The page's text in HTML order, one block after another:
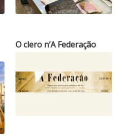
O clero n’A Federação